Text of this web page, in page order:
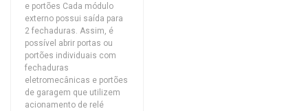
e portões Cada módulo
externo possui saída para
2 fechaduras. Assim, é
possível abrir portas ou
portões individuais com
fechaduras
eletromecânicas e portões
de garagem que utilizem
acionamento de relé